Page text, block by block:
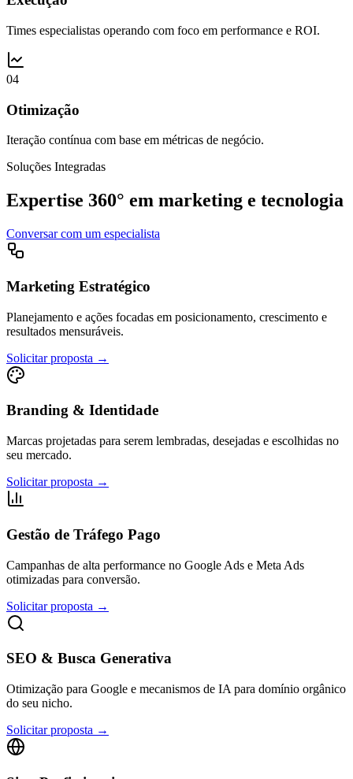
Times especialistas operando com foco em performance e ROI.
04
Otimização
Iteração contínua com base em métricas de negócio.
Soluções Integradas
Expertise 360° em marketing e tecnologia
Conversar com um especialista
Marketing Estratégico
Planejamento e ações focadas em posicionamento, crescimento e
resultados mensuráveis.
Solicitar proposta →
Branding & Identidade
Marcas projetadas para serem lembradas, desejadas e escolhidas no
seu mercado.
Solicitar proposta →
Gestão de Tráfego Pago
Campanhas de alta performance no Google Ads e Meta Ads
otimizadas para conversão.
Solicitar proposta →
SEO & Busca Generativa
Otimização para Google e mecanismos de IA para domínio orgânico
do seu nicho.
Solicitar proposta →